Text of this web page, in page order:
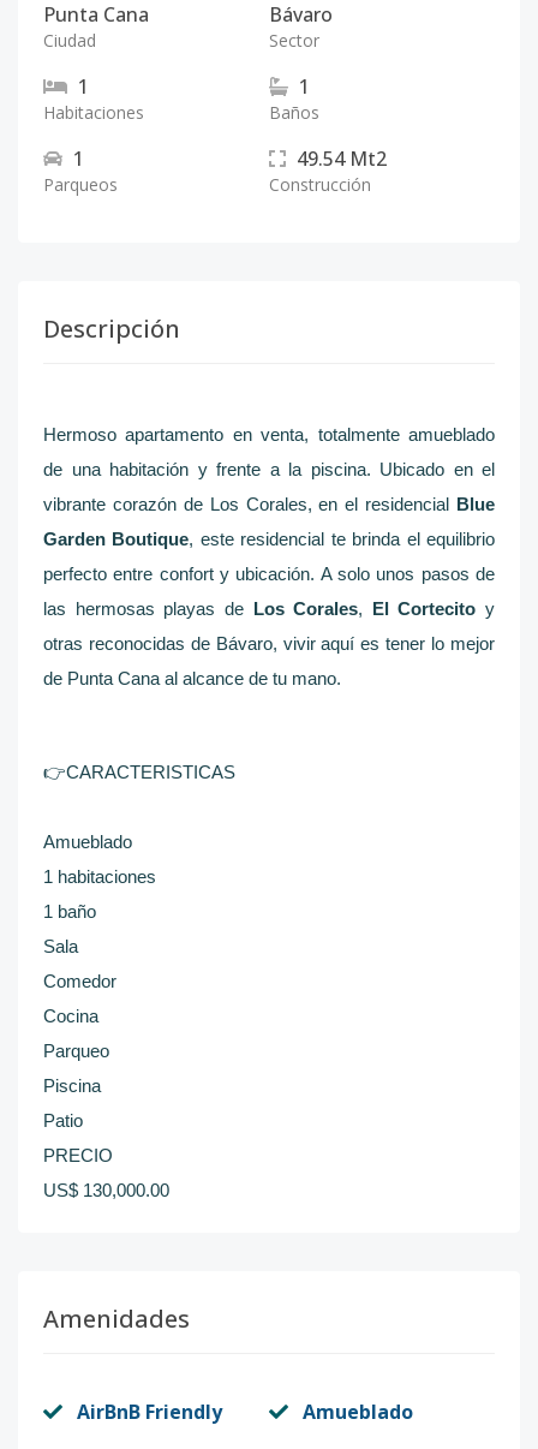
Punta Cana
Ciudad
Bávaro
Sector
1
Habitaciones
1
Baños
1
Parqueos
49.54 Mt2
Construcción
Descripción
Hermoso apartamento en venta, totalmente amueblado
de una habitación y frente a la piscina. Ubicado en el
vibrante corazón de Los Corales, en el residencial Blue
Garden Boutique, este residencial te brinda el equilibrio
perfecto entre confort y ubicación. A solo unos pasos de
las hermosas playas de Los Corales, El Cortecito y
otras reconocidas de Bávaro, vivir aquí es tener lo mejor
de Punta Cana al alcance de tu mano.
👉CARACTERISTICAS
Amueblado
1 habitaciones
1 baño
Sala
Comedor
Cocina
Parqueo
Piscina
Patio
PRECIO
US$ 130,000.00
Amenidades
AirBnB Friendly Amueblado